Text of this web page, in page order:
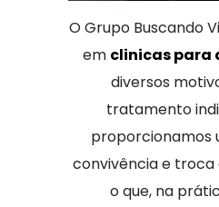
O Grupo Buscando
em clinicas para
diversos
tratamento
proporcionamos
convivência e troca
o que, na